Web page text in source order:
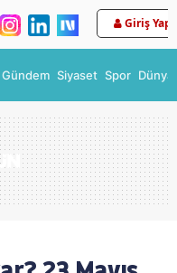
Giriş Yap
Gündem Siyaset Spor Dünya